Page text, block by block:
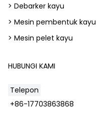
> Debarker kayu
> Mesin pembentuk kayu
> Mesin pelet kayu
HUBUNGI KAMI
Telepon
+86-17703863868